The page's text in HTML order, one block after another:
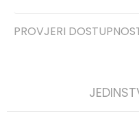
PROVJERI